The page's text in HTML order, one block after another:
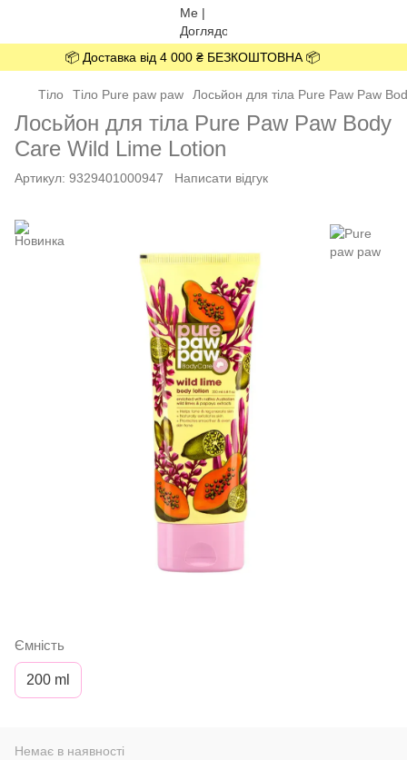
📦 Доставка від 4 000 ₴ БЕЗКОШТОВНА 📦
Тіло Тіло Pure paw paw Лосьйон для тіла Pure Paw Paw
Лосьйон для тіла Pure Paw Paw Body
Care Wild Lime Lotion
Артикул: 9329401000947 Написати відгук
Ємність
200 ml
Немає в наявності